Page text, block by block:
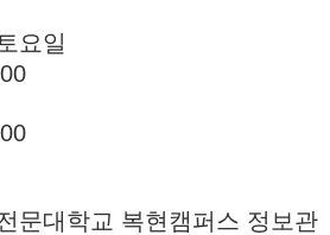
요일
문대학교 복현캠퍼스 정보관